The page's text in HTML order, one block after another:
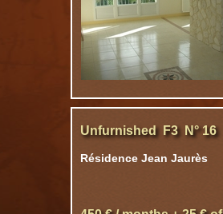
Unfurnished F3 N° 16
Résidence Jean Jaurès